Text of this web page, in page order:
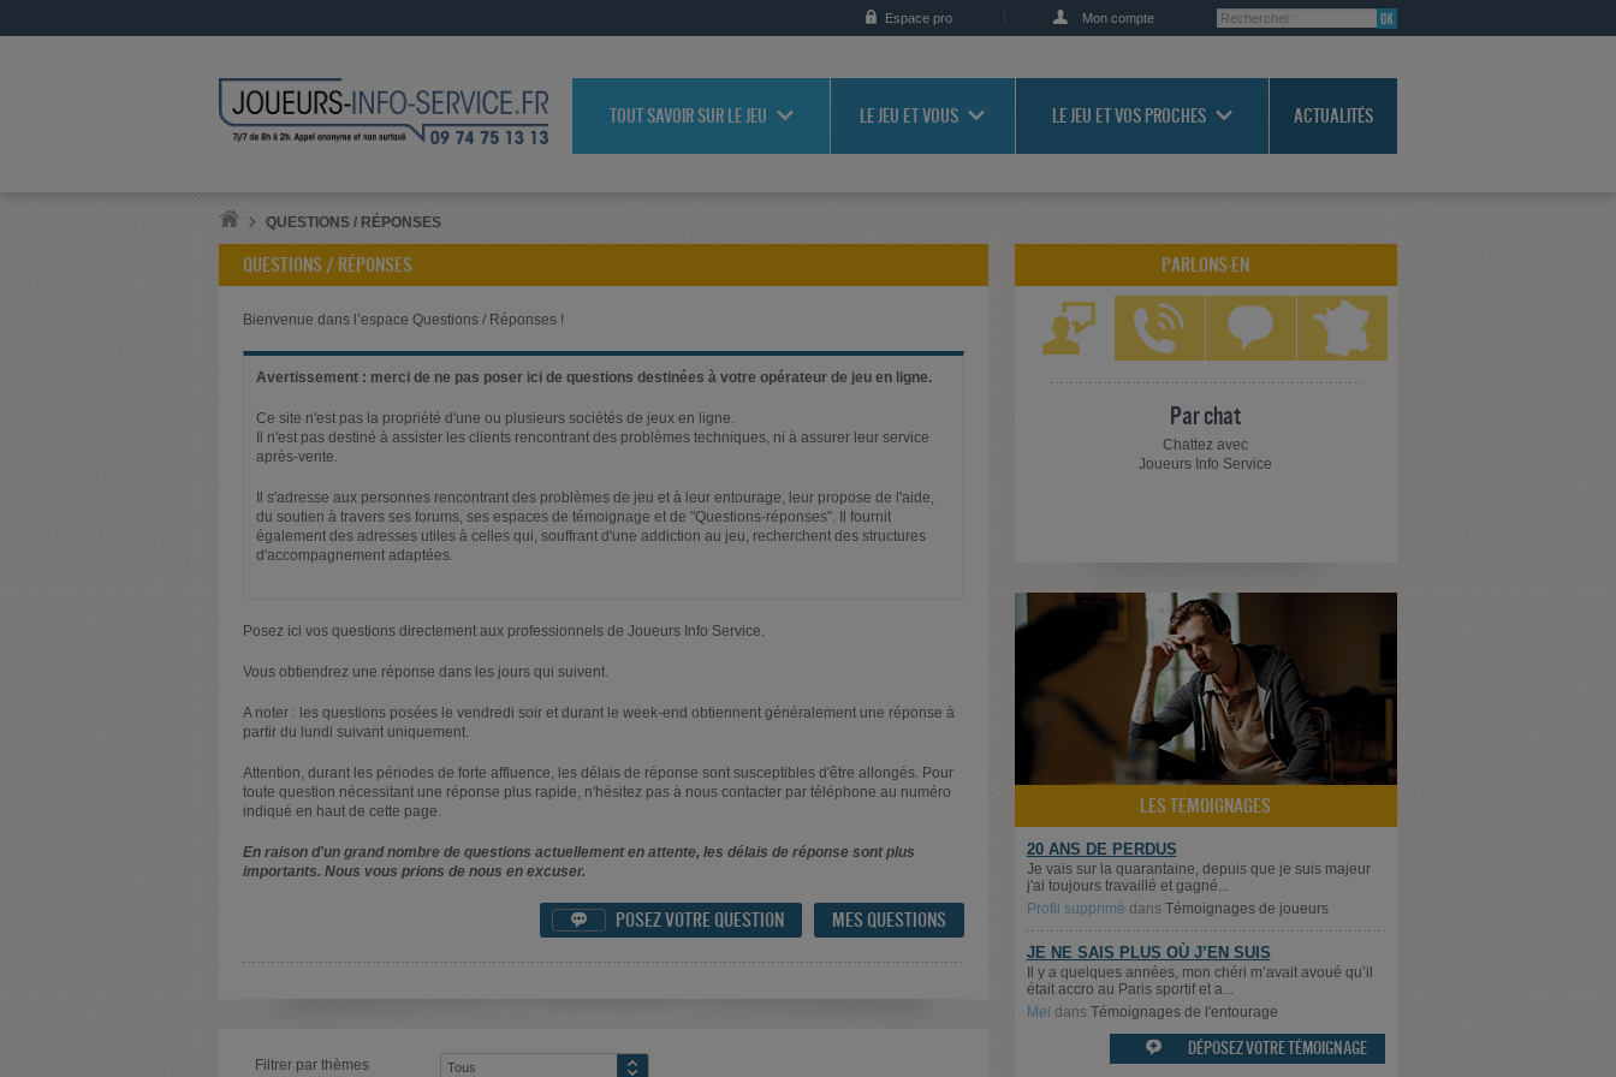
Espace pro Mon compte
TOUT SAVOIR SUR LE JEU LE JEU ET VOUS LE JEU ET VOS PROCHES ACTUALITÉS
QUESTIONS / RÉPONSES
QUESTIONS / RÉPONSES
Bienvenue dans l’espace Questions / Réponses !
Avertissement : merci de ne pas poser ici de questions destinées à votre opérateur de jeu en ligne.
Ce site n'est pas la propriété d'une ou plusieurs sociétés de jeux en ligne.
Il n'est pas destiné à assister les clients rencontrant des problèmes techniques, ni à assurer leur service
après-vente.
Il s'adresse aux personnes rencontrant des problèmes de jeu et à leur entourage, leur propose de l'aide,
du soutien à travers ses forums, ses espaces de témoignage et de "Questions-réponses". Il fournit
également des adresses utiles à celles qui, souffrant d'une addiction au jeu, recherchent des structures
d'accompagnement adaptées.
Posez ici vos questions directement aux professionnels de Joueurs Info Service.
Vous obtiendrez une réponse dans les jours qui suivent.
A noter : les questions posées le vendredi soir et durant le week-end obtiennent généralement une réponse à
partir du lundi suivant uniquement.
Attention, durant les périodes de forte affluence, les délais de réponse sont susceptibles d'être allongés. Pour
toute question nécessitant une réponse plus rapide, n'hésitez pas à nous contacter par téléphone au numéro
indiqué en haut de cette page.
En raison d'un grand nombre de questions actuellement en attente, les délais de réponse sont plus
importants. Nous vous prions de nous en excuser.
 POSEZ VOTRE QUESTION MES QUESTIONS
Filtrer par thèmes
PARLONS-EN
Par chat
Chattez avec
Joueurs Info Service
LES TÉMOIGNAGES
20 ANS DE PERDUS
Je vais sur la quarantaine, depuis que je suis majeur
j'ai toujours travaillé et gagné...
Profil supprimé dans Témoignages de joueurs
JE NE SAIS PLUS OÙ J’EN SUIS
Il y a quelques années, mon chéri m’avait avoué qu’il
était accro au Paris sportif et a...
Mel dans Témoignages de l'entourage
 DÉPOSEZ VOTRE TÉMOIGNAGE